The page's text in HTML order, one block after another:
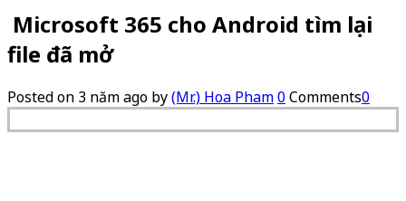
Microsoft 365 cho Android tìm lại
file đã mở
Posted on 3 năm ago by(Mr.) Hoa Pham0Comments0